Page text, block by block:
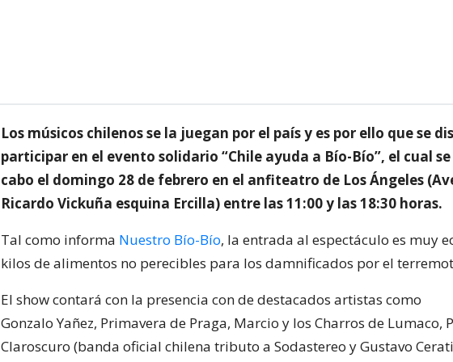
Los músicos chilenos se la juegan por el país y es por ello que se
participar en el evento solidario “Chile ayuda a Bío-Bío”, el cual
cabo el domingo 28 de febrero en el anfiteatro de Los Ángeles
Ricardo Vickuña esquina Ercilla) entre las 11:00 y las 18:30 horas.
Tal como informa Nuestro Bío-Bío, la entrada al espectáculo es muy
kilos de alimentos no perecibles para los damnificados por el
El show contará con la presencia con de destacados artistas como
Gonzalo Yañez, Primavera de Praga, Marcio y los Charros de Lumaco,
Claroscuro (banda oficial chilena tributo a Sodastereo y Gustavo